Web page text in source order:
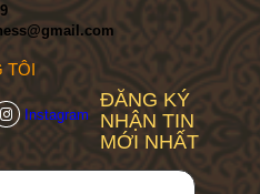
Instagram
ĐĂNG KÝ
NHẬN TIN
MỚI NHẤT